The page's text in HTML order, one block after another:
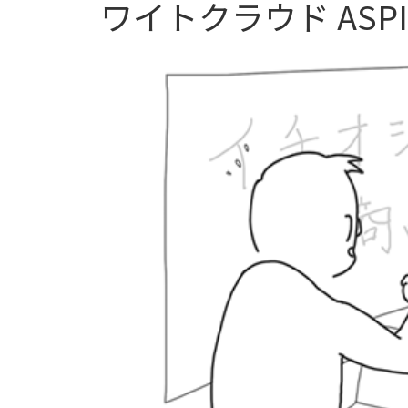
ワイトクラウド